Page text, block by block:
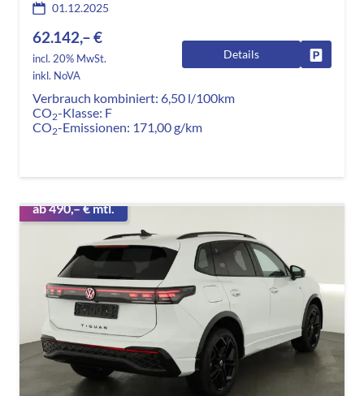
01.12.2025
62.142,– €
incl. 20% MwSt.
inkl. NoVA
Details
Verbrauch kombiniert: 6,50 l/100km
CO2-Klasse: F
CO2-Emissionen: 171,00 g/km
ab 490,– € mtl.